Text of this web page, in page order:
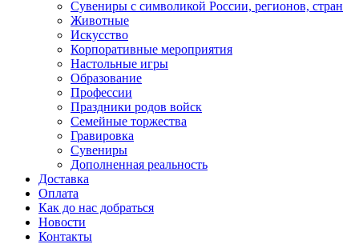
Сувениры с символикой России, регионов, стран
Животные
Искусство
Корпоративные мероприятия
Настольные игры
Образование
Профессии
Праздники родов войск
Семейные торжества
Гравировка
Сувениры
Дополненная реальность
Доставка
Оплата
Как до нас добраться
Новости
Контакты